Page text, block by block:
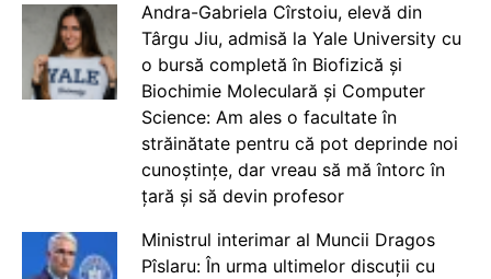
Andra-Gabriela Cîrstoiu, elevă din
Târgu Jiu, admisă la Yale University cu
o bursă completă în Biofizică și
Biochimie Moleculară și Computer
Science: Am ales o facultate în
străinătate pentru că pot deprinde noi
cunoștințe, dar vreau să mă întorc în
țară și să devin profesor
Ministrul interimar al Muncii Dragos
Pîslaru: În urma ultimelor discuții cu